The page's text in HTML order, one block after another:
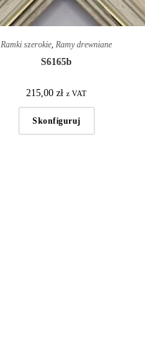
Ramki szerokie,Ramy drewniane
S6165b
215,00zł z VAT
Skonfiguruj